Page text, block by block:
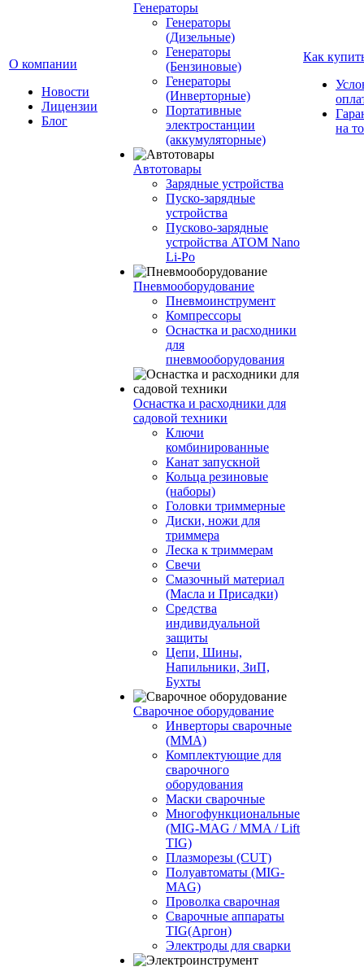
О компании
Новости
Лицензии
Блог
Генераторы
Генераторы
(Дизельные)
Генераторы
(Бензиновые)
Генераторы
(Инверторные)
Портативные
электростанции
(аккумуляторные)
Автотовары
Зарядные устройства
Пуско-зарядные
устройства
Пусково-зарядные
устройства ATOM Nano
Li-Po
Пневмооборудование
Пневмоинструмент
Компрессоры
Оснастка и расходники
для
пневмооборудования
Оснастка и расходники для
садовой техники
Ключи
комбинированные
Канат запускной
Кольца резиновые
(наборы)
Головки триммерные
Диски, ножи для
триммера
Леска к триммерам
Свечи
Смазочный материал
(Масла и Присадки)
Средства
индивидуальной
защиты
Цепи, Шины,
Напильники, ЗиП,
Бухты
Сварочное оборудование
Инверторы сварочные
(ММА)
Комплектующие для
сварочного
оборудования
Маски сварочные
Многофункциональные
(MIG-MAG / MMA / Lift
TIG)
Плазморезы (CUT)
Полуавтоматы (МIG-
MAG)
Проволка сварочная
Сварочные аппараты
TIG(Аргон)
Электроды для сварки
Как
на